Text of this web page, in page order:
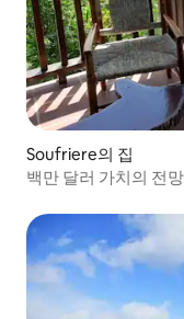
Soufriere의 집
백만 달러 가치의 전망